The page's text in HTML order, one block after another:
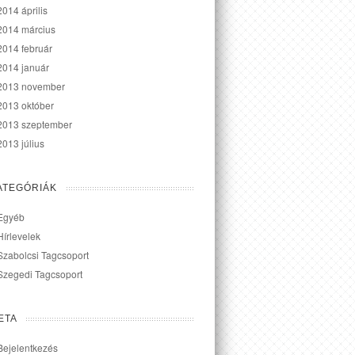
április
március
február
január
november
október
szeptember
július
Tagcsoport
Tagcsoport